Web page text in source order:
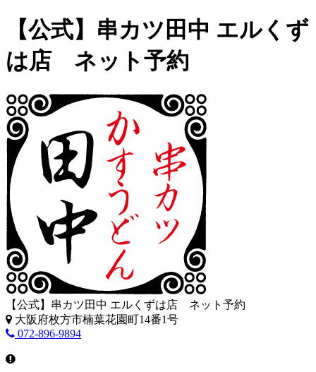
【公式】串カツ田中 エルくず
は店 ネット予約
【公式】串カツ田中 エルくずは店 ネット予約
大阪府枚方市楠葉花園町14番1号
072-896-9894